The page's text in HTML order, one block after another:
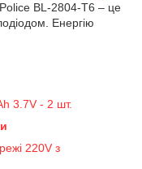
Police BL-2804-T6 – це
Енергію
3.7V - 2 шт.
220V з